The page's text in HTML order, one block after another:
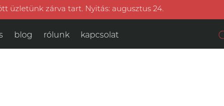
üzletünk zárva tart. Nyitás: augusztus 24.
blog rólunk kapcsolat